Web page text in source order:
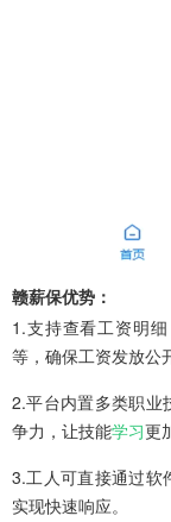
赣薪保优势：
1.支持查看工资明
等，确保工资发放公
2.平台内置多类职业
争力，让技能学习更
3.工人可直接通过软
实现快速响应。